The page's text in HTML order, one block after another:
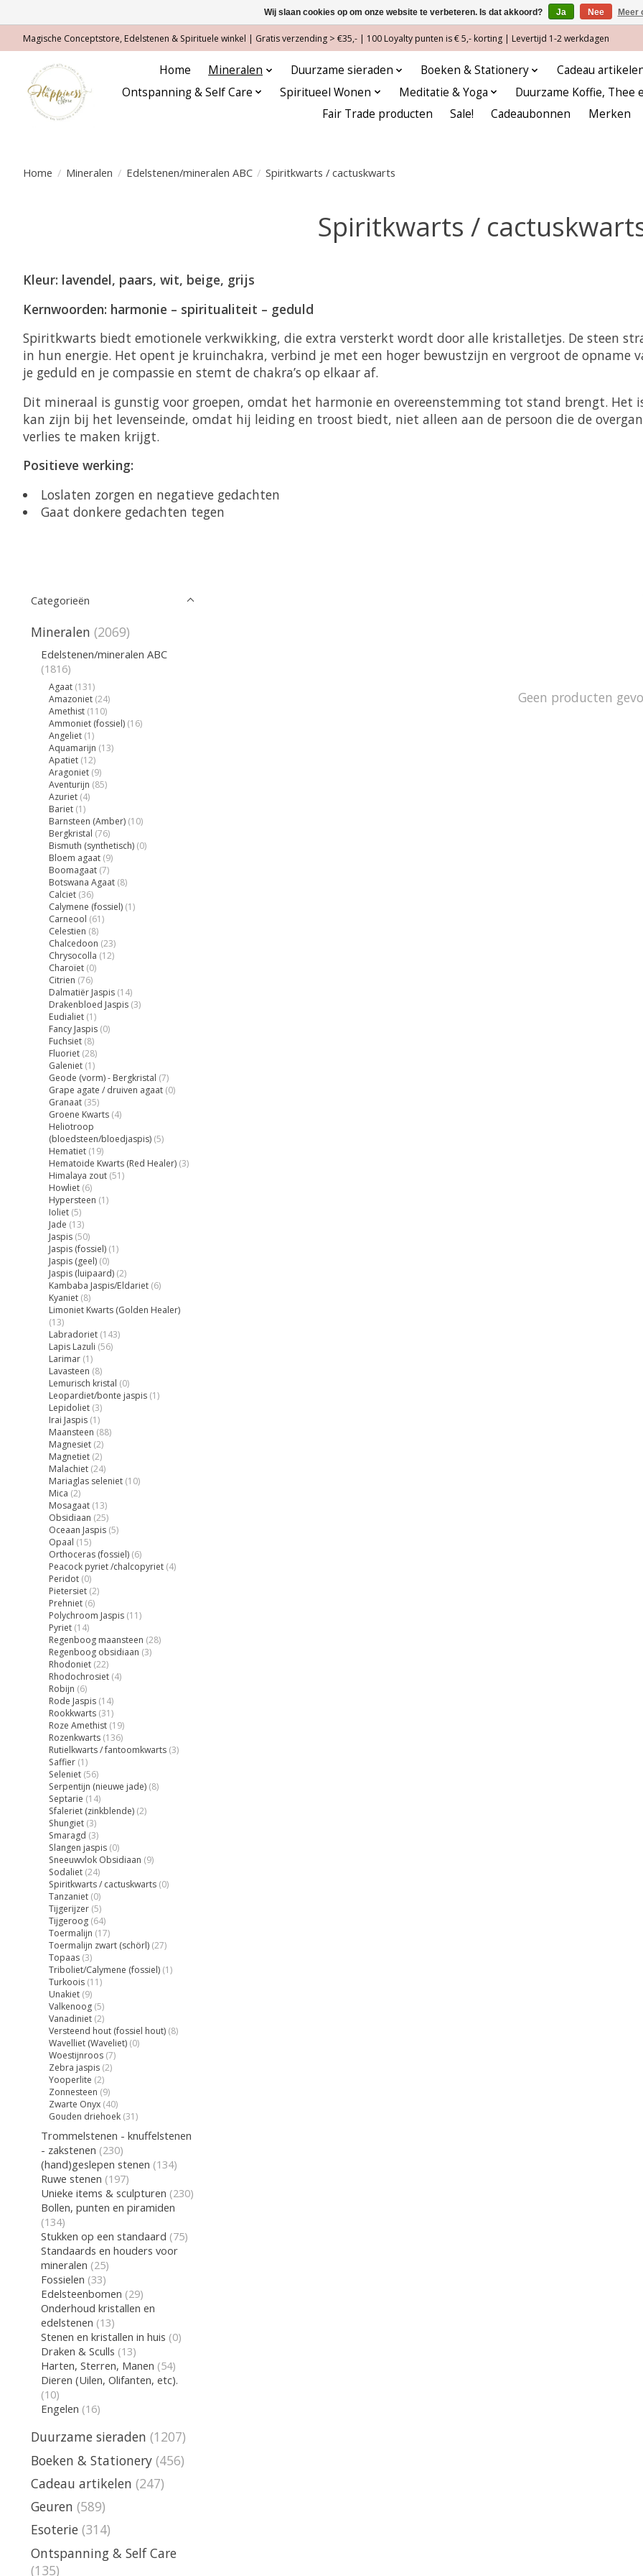
Magische Conceptstore, Edelstenen & Spirituele winkel | Gratis verzending > €35,- | 100 Loyalty punten is € 5,- korting | Levertijd 1-2 werkdagen
Home Mineralen Duurzame sieraden Boeken & Stationery Cadeau
Ontspanning & Self Care
Spiritueel Wonen Meditatie & Yoga Duurzame Koffie, Thee
Fair Trade producten
Sale! Cadeaubonnen Merken
Home / Mineralen / Edelstenen/mineralen ABC / Spiritkwarts / cactuskwarts
Spiritkwarts /
Kleur: lavendel, paars, wit, beige, grijs
Kernwoorden: harmonie – spiritualiteit – geduld
Spiritkwarts biedt emotionele verkwikking, die extra versterkt wordt door alle kristalletjes. De steen
in hun energie. Het opent je kruinchakra, verbind je met een hoger bewustzijn en vergroot de opname
je geduld en je compassie en stemt de chakra’s op elkaar af.
Dit mineraal is gunstig voor groepen, omdat het harmonie en overeenstemming tot stand brengt. Het
kan zijn bij het levenseinde, omdat hij leiding en troost biedt, niet alleen aan de persoon die de
verlies te maken krijgt.
Positieve werking:
Loslaten zorgen en negatieve gedachten
Gaat donkere gedachten tegen
Categorieën
Mineralen (2069)
Edelstenen/mineralen ABC
(1816)
Agaat (131)
Amazoniet (24)
Amethist (110)
Ammoniet (fossiel) (16)
Angeliet (1)
Aquamarijn (13)
Apatiet (12)
Aragoniet (9)
Aventurijn (85)
Azuriet (4)
Bariet (1)
Barnsteen (Amber) (10)
Bergkristal (76)
Bismuth (synthetisch) (0)
Bloem agaat (9)
Boomagaat (7)
Botswana Agaat (8)
Calciet (36)
Calymene (fossiel) (1)
Carneool (61)
Celestien (8)
Chalcedoon (23)
Chrysocolla (12)
Charoïet (0)
Citrien (76)
Dalmatiër Jaspis (14)
Drakenbloed Jaspis (3)
Eudialiet (1)
Fancy Jaspis (0)
Fuchsiet (8)
Fluoriet (28)
Galeniet (1)
Geode (vorm) - Bergkristal (7)
Grape agate / druiven agaat (0)
Granaat (35)
Groene Kwarts (4)
Heliotroop
(bloedsteen/bloedjaspis) (5)
Hematiet (19)
Hematoide Kwarts (Red Healer) (3)
Himalaya zout (51)
Howliet (6)
Hypersteen (1)
Ioliet (5)
Jade (13)
Jaspis (50)
Jaspis (fossiel) (1)
Jaspis (geel) (0)
Jaspis (luipaard) (2)
Kambaba Jaspis/Eldariet (6)
Kyaniet (8)
Limoniet Kwarts (Golden Healer)
(13)
Labradoriet (143)
Lapis Lazuli (56)
Larimar (1)
Lavasteen (8)
Lemurisch kristal (0)
Leopardiet/bonte jaspis (1)
Lepidoliet (3)
Irai Jaspis (1)
Maansteen (88)
Magnesiet (2)
Magnetiet (2)
Malachiet (24)
Mariaglas seleniet (10)
Mica (2)
Mosagaat (13)
Obsidiaan (25)
Oceaan Jaspis (5)
Opaal (15)
Orthoceras (fossiel) (6)
Peacock pyriet /chalcopyriet (4)
Peridot (0)
Pietersiet (2)
Prehniet (6)
Polychroom Jaspis (11)
Pyriet (14)
Regenboog maansteen (28)
Regenboog obsidiaan (3)
Rhodoniet (22)
Rhodochrosiet (4)
Robijn (6)
Rode Jaspis (14)
Rookkwarts (31)
Roze Amethist (19)
Rozenkwarts (136)
Rutielkwarts / fantoomkwarts (3)
Saffier (1)
Seleniet (56)
Serpentijn (nieuwe jade) (8)
Septarie (14)
Sfaleriet (zinkblende) (2)
Shungiet (3)
Smaragd (3)
Slangen jaspis (0)
Sneeuwvlok Obsidiaan (9)
Sodaliet (24)
Spiritkwarts / cactuskwarts (0)
Tanzaniet (0)
Tijgerijzer (5)
Tijgeroog (64)
Toermalijn (17)
Toermalijn zwart (schörl) (27)
Topaas (3)
Triboliet/Calymene (fossiel) (1)
Turkoois (11)
Unakiet (9)
Valkenoog (5)
Vanadiniet (2)
Versteend hout (fossiel hout) (8)
Wavelliet (Waveliet) (0)
Woestijnroos (7)
Zebra jaspis (2)
Yooperlite (2)
Zonnesteen (9)
Zwarte Onyx (40)
Gouden driehoek (31)
Trommelstenen - knuffelstenen
- zakstenen (230)
(hand)geslepen stenen (134)
Ruwe stenen (197)
Unieke items & sculpturen (230)
Bollen, punten en piramiden
(134)
Stukken op een standaard (75)
Standaards en houders voor
mineralen (25)
Fossielen (33)
Edelsteenbomen (29)
Onderhoud kristallen en
edelstenen (13)
Stenen en kristallen in huis (0)
Draken & Sculls (13)
Harten, Sterren, Manen (54)
Dieren (Uilen, Olifanten, etc).
(10)
Engelen (16)
Duurzame sieraden (1207)
Boeken & Stationery (456)
Cadeau artikelen (247)
Geuren (589)
Esoterie (314)
Ontspanning & Self Care
(135)
Geen producten
Wij slaan cookies op om onze website te verbeteren. Is dat akkoord? Ja Nee Meer